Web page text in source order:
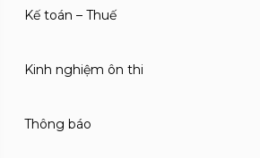
Kế toán – Thuế
Kinh nghiệm ôn thi
Thông báo